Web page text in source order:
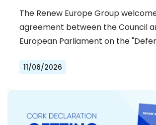
MATIÈRE DE DÉFENSE
The Renew Europe Group
agreement between the Council
European Parliament on the
11/06/2026